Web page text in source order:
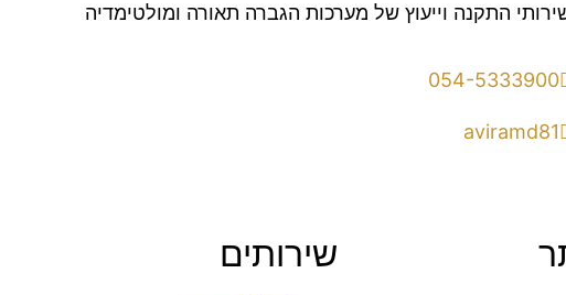
התקנה וייעוץ של מערכות הגברה תאורה ומולטימדיה
054-5333900
aviramd81
שירותים